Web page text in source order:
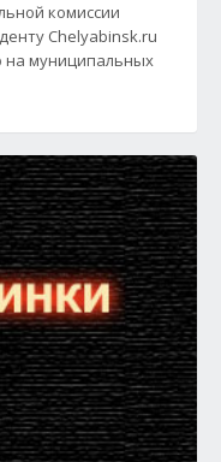
комиссии
Chelyabinsk.ru
на муниципальных